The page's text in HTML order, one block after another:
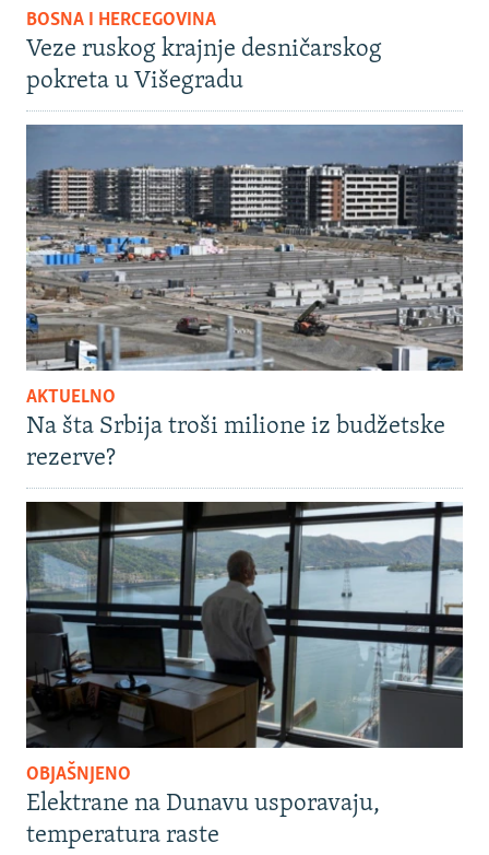
BOSNA I HERCEGOVINA
Veze ruskog krajnje desničarskog
pokreta u Višegradu
AKTUELNO
Na šta Srbija troši milione iz budžetske
rezerve?
OBJAŠNJENO
Elektrane na Dunavu usporavaju,
temperatura raste